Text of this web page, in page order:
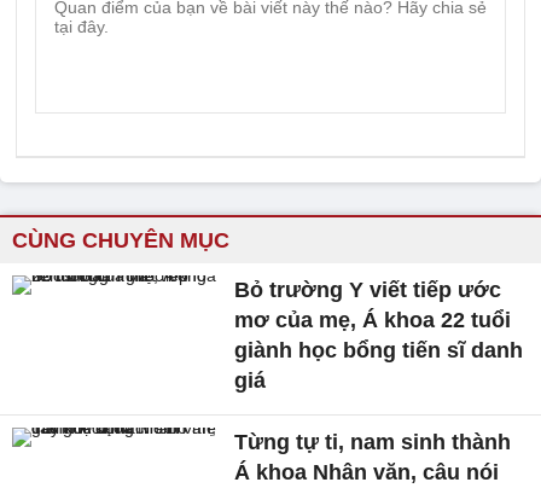
CÙNG CHUYÊN MỤC
Bỏ trường Y viết tiếp ước
mơ của mẹ, Á khoa 22 tuổi
giành học bổng tiến sĩ danh
giá
Từng tự ti, nam sinh thành
Á khoa Nhân văn, câu nói